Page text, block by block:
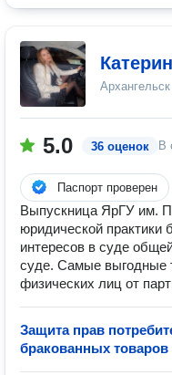
Архангельск
5.0 36 оценок В
Паспорт проверен
Выпускница ЯрГУ им.
юридической практики
интересов в суде
суде. Самые выгодные
физических лиц от
Защита прав
бракованных товаров